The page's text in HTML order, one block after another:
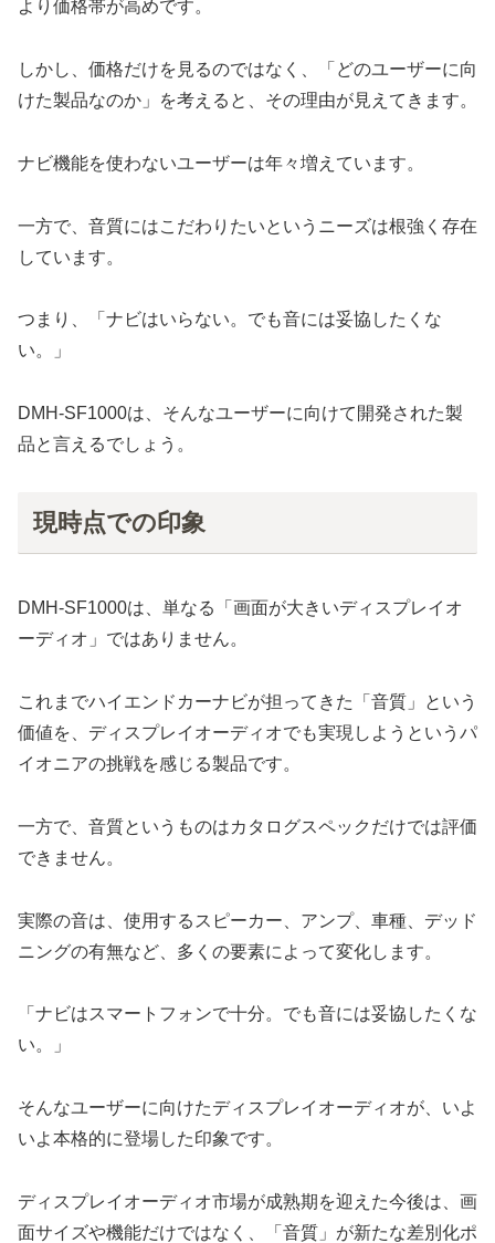
より価格帯が高めです。
しかし、価格だけを見るのではなく、「どのユーザーに向
けた製品なのか」を考えると、その理由が見えてきます。
ナビ機能を使わないユーザーは年々増えています。
一方で、音質にはこだわりたいというニーズは根強く存在
しています。
つまり、「ナビはいらない。でも音には妥協したくな
い。」
DMH-SF1000は、そんなユーザーに向けて開発された製
品と言えるでしょう。
現時点での印象
DMH-SF1000は、単なる「画面が大きいディスプレイオ
ーディオ」ではありません。
これまでハイエンドカーナビが担ってきた「音質」という
価値を、ディスプレイオーディオでも実現しようというパ
イオニアの挑戦を感じる製品です。
一方で、音質というものはカタログスペックだけでは評価
できません。
実際の音は、使用するスピーカー、アンプ、車種、デッド
ニングの有無など、多くの要素によって変化します。
「ナビはスマートフォンで十分。でも音には妥協したくな
い。」
そんなユーザーに向けたディスプレイオーディオが、いよ
いよ本格的に登場した印象です。
ディスプレイオーディオ市場が成熟期を迎えた今後は、画
面サイズや機能だけではなく、「音質」が新たな差別化ポ